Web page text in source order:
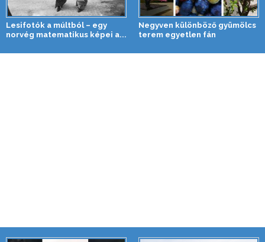
Lesifotók a múltból – egy
norvég matematikus képei a...
Negyven különböző gyümölcs
terem egyetlen fán